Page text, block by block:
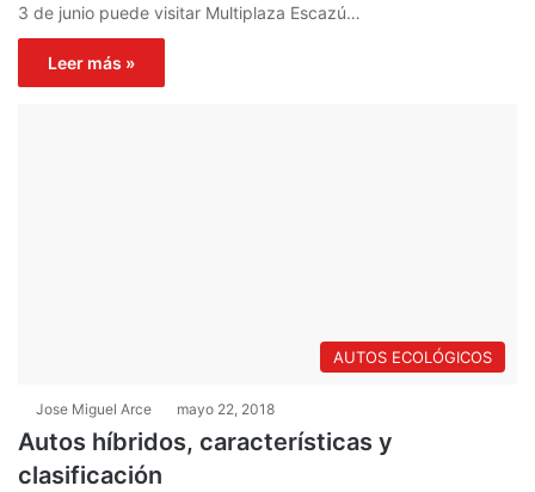
3 de junio puede visitar Multiplaza Escazú…
Leer más »
AUTOS ECOLÓGICOS
Jose Miguel Arce mayo 22, 2018
Autos híbridos, características y
clasificación